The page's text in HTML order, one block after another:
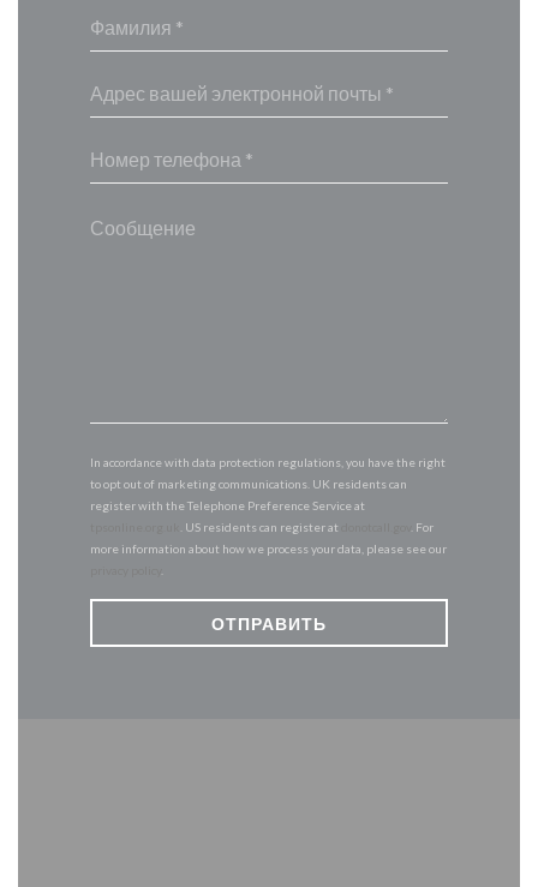
In accordance with data protection regulations, you have the right
to opt out of marketing communications. UK residents can
register with the Telephone Preference Service at
. US residents can register at
. For
more information about how we process your data, please see our